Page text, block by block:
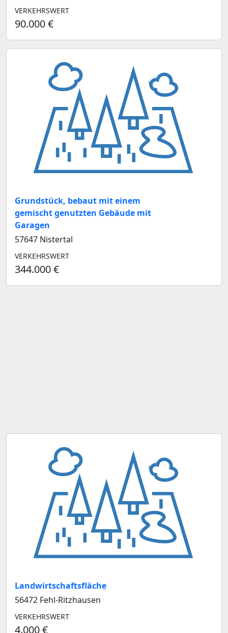
VERKEHRSWERT
90.000 €
Grundstück, bebaut mit einem
gemischt genutzten Gebäude mit
Garagen
57647 Nistertal
VERKEHRSWERT
344.000 €
Landwirtschaftsfläche
56472 Fehl-Ritzhausen
VERKEHRSWERT
4.000 €